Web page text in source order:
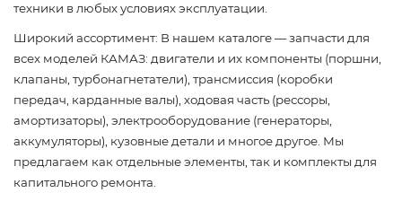
техники в любых условиях эксплуатации.
Широкий ассортимент: В нашем каталоге — запчасти для
всех моделей КАМАЗ: двигатели и их компоненты (поршни,
клапаны, турбонагнетатели), трансмиссия (коробки
передач, карданные валы), ходовая часть (рессоры,
амортизаторы), электрооборудование (генераторы,
аккумуляторы), кузовные детали и многое другое. Мы
предлагаем как отдельные элементы, так и комплекты для
капитального ремонта.